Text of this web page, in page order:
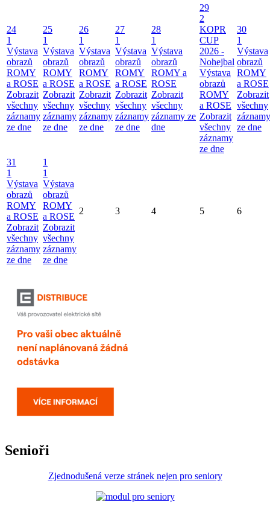
24
1
Výstava
obrazů
ROMY
a ROSE
Zobrazit
všechny
záznamy
ze dne
25
1
Výstava
obrazů
ROMY
a ROSE
Zobrazit
všechny
záznamy
ze dne
26
1
Výstava
obrazů
ROMY
a ROSE
Zobrazit
všechny
záznamy
ze dne
27
1
Výstava
obrazů
ROMY
a ROSE
Zobrazit
všechny
záznamy
ze dne
28
1
Výstava
obrazů
ROMY a
ROSE
Zobrazit
všechny
záznamy ze
dne
29
2
KOPR
CUP
2026 -
Nohejbal
Výstava
obrazů
ROMY
a ROSE
Zobrazit
všechny
záznamy
ze dne
30
1
Výstava
obrazů
ROMY
a ROSE
Zobrazit
všechny
záznamy
ze dne
31
1
Výstava
obrazů
ROMY
a ROSE
Zobrazit
všechny
záznamy
ze dne
1
1
Výstava
obrazů
ROMY
a ROSE
Zobrazit
všechny
záznamy
ze dne
2 3 4 5 6
Senioři
Zjednodušená verze stránek nejen pro seniory